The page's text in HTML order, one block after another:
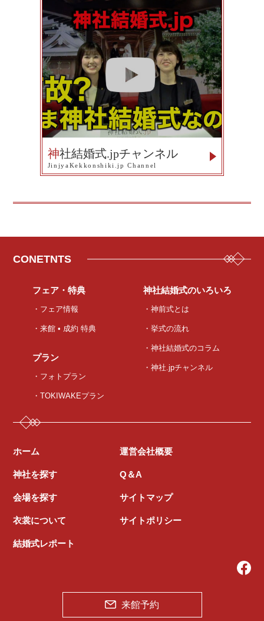
神社結婚式.jpチャンネル
JinjyaKekkonshiki.jp Channel
CONETNTS
フェア・特典
・フェア情報
・来館 • 成約 特典
プラン
・フォトプラン
・TOKIWAKEプラン
神社結婚式のいろいろ
・神前式とは
・挙式の流れ
・神社結婚式のコラム
・神社.jpチャンネル
ホーム
神社を探す
会場を探す
衣裳について
結婚式レポート
運営会社概要
Q＆A
サイトマップ
サイトポリシー
来館予約